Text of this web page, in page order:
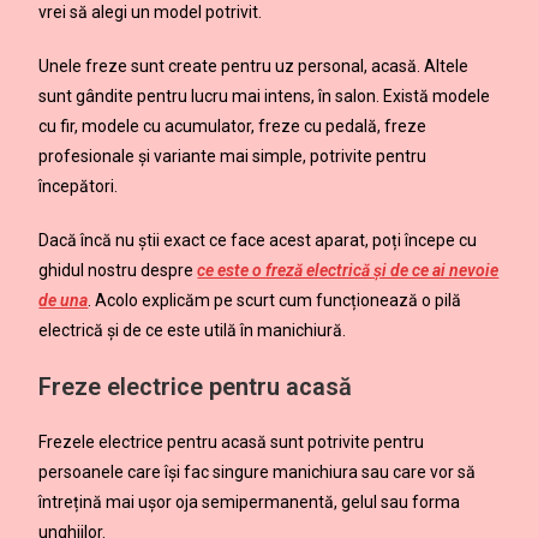
vrei să alegi un model potrivit.
Unele freze sunt create pentru uz personal, acasă. Altele
sunt gândite pentru lucru mai intens, în salon. Există modele
cu fir, modele cu acumulator, freze cu pedală, freze
profesionale și variante mai simple, potrivite pentru
începători.
Dacă încă nu știi exact ce face acest aparat, poți începe cu
ghidul nostru desprece este o freză electrică și de ce ai nevoie
de una . Acolo explicăm pe scurt cum funcționează o pilă
electrică și de ce este utilă în manichiură.
Freze electrice pentru acasă
Frezele electrice pentru acasă sunt potrivite pentru
persoanele care își fac singure manichiura sau care vor să
întrețină mai ușor oja semipermanentă, gelul sau forma
unghiilor.